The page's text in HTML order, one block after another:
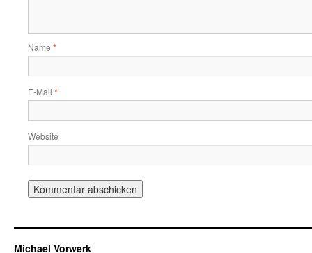
Name *
E-Mail *
Website
Michael Vorwerk